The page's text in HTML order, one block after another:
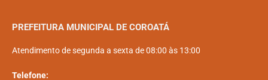
PREFEITURA MUNICIPAL DE COROATÁ
Atendimento de segunda a sexta de 08:00 às 13:00
Telefone: